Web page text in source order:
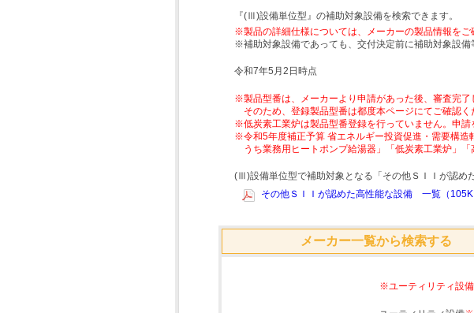
『(Ⅲ)設備単位型』の補助対象設備を検索できます。
※製品の詳細仕様については、メーカーの製品情報をご
※補助対象設備であっても、交付決定前に補助対象設備
令和7年5月2日時点
※製品型番は、メーカーより申請があった後、審査完了
そのため、登録製品型番は都度本ページにてご確認く
※低炭素工業炉は製品型番登録を行っていません。申請
※令和5年度補正予算 省エネルギー投資促進・需要構
うち業務用ヒートポンプ給湯器」「低炭素工業炉」
(Ⅲ)設備単位型で補助対象となる「その他ＳＩＩが認め
その他ＳＩＩが認めた高性能な設備 一覧（
メーカー一覧から検索する
※ユーティリティ設備